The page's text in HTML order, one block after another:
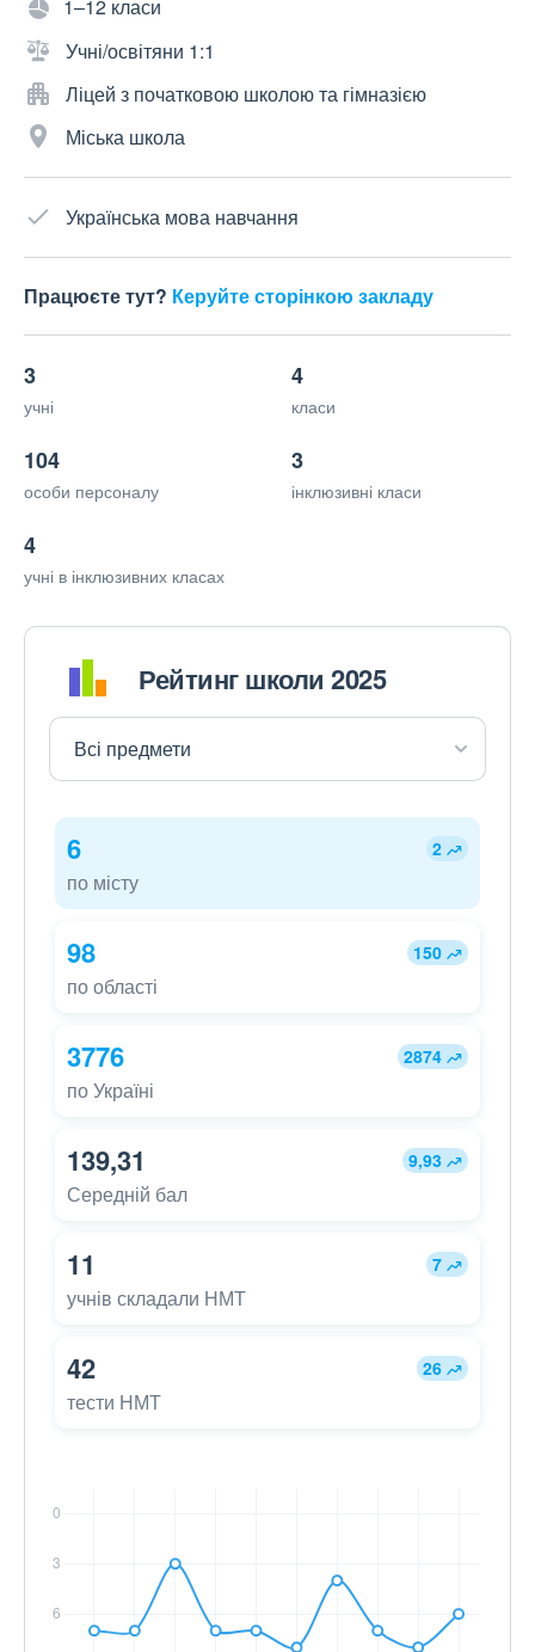
1–12 класи
Учні/освітяни 1:1
Ліцей з початковою школою та гімназією
Міська школа
Українська мова навчання
Працюєте тут? Керуйте сторінкою закладу
3
учні
4
класи
104
особи персоналу
3
інклюзивні класи
4
учні в інклюзивних класах
Рейтинг школи 2025
6 2
по місту
98 150
по області
3776 2874
по Україні
139,31 9,93
Середній бал
11 7
учнів складали НМТ
42 26
тести НМТ